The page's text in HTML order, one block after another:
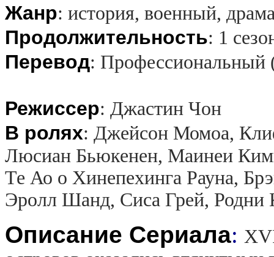
Жанр: история, военный,
Продолжительность: 1
Перевод: Профессиональный
Режиссер: Джастин Чон
В ролях: Джейсон Момоа,
Люсиан Бьюкенен, Маинеи
Те Ао о Хинепехинга Рауна,
Эролл Шанд, Сиса Грей, Родни
Описание Сериала: